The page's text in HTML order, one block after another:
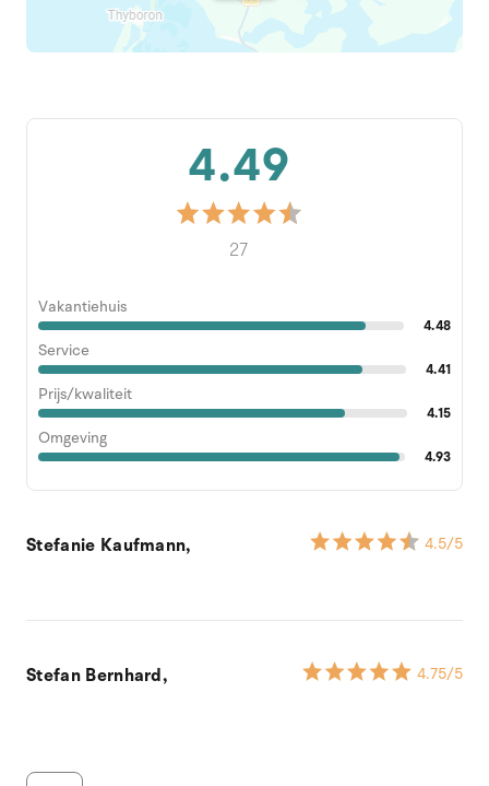
4.49
27
Vakantiehuis
4.48
Service
4.41
Prijs/kwaliteit
4.15
Omgeving
4.93
Stefanie Kaufmann, 4.5/5
Stefan Bernhard, 4.75/5